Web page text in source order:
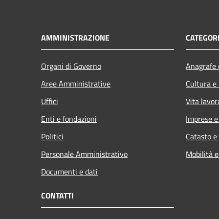
AMMINISTRAZIONE
Organi di Governo
Aree Amministrative
Uffici
Enti e fondazioni
Politici
Personale Amministrativo
Documenti e dati
Cultura
Vita
Imprese
Catasto
Mobilità
CONTATTI